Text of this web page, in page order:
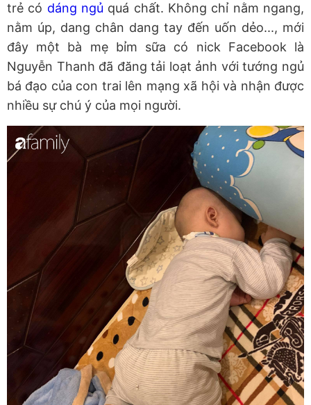
trẻ có dáng ngủ quá chất. Không chỉ nằm ngang,
nằm úp, dang chân dang tay đến uốn dẻo..., mới
đây một bà mẹ bỉm sữa có nick Facebook là
Nguyễn Thanh đã đăng tải loạt ảnh với tướng ngủ
bá đạo của con trai lên mạng xã hội và nhận được
nhiều sự chú ý của mọi người.